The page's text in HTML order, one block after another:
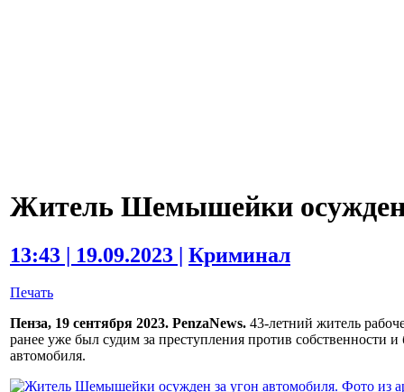
Житель Шемышейки осужден
13:43 | 19.09.2023 | Криминал
Печать
Пенза, 19 сентября 2023. PenzaNews. 43-летний житель
ранее уже был судим за преступления против собственности
автомобиля.